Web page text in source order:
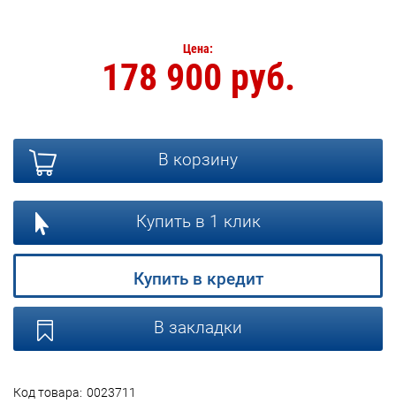
Код товара: 0023711
Цена:
178 900 руб.
В корзину
Купить в 1 клик
Купить в кредит
В закладки